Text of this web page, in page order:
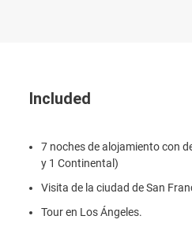
Included
7 noches de alojamiento con
y 1 Continental)
Visita de la ciudad de San
Tour en Los Ángeles.